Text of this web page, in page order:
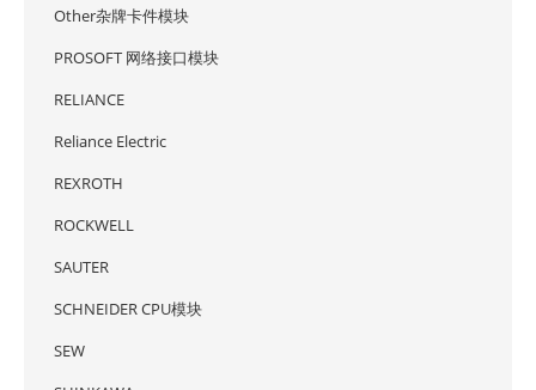
Other杂牌卡件模块
PROSOFT 网络接口模块
RELIANCE
Reliance Electric
REXROTH
ROCKWELL
SAUTER
SCHNEIDER CPU模块
SEW